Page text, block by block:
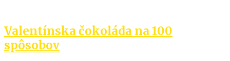
Valentínska čokoláda na 100
spôsobov